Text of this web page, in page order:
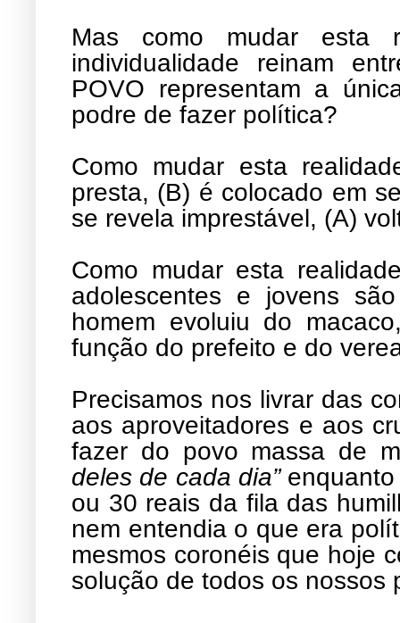
Mas como mudar
individualidade reinam
POVO representam a
podre de fazer política?
Como mudar esta
presta, (B) é colocado em
se revela imprestável, (A)
Como mudar esta
adolescentes e jovens
homem evoluiu do
função do prefeito e do
Precisamos nos livrar das
aos aproveitadores e aos
fazer do povo massa de
deles de cada dia”enquanto
ou 30 reais da fila das
nem entendia o que era
mesmos coronéis que hoje
solução de todos os nossos